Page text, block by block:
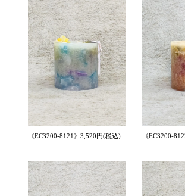
《EC3200-8121》3,520円(税込) 《EC3200-